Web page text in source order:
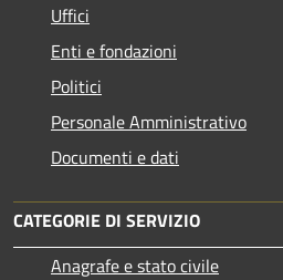
Uffici
Enti e fondazioni
Politici
Personale Amministrativo
Documenti e dati
CATEGORIE DI SERVIZIO
Anagrafe e stato civile